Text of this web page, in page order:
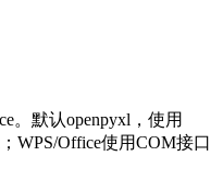
。默认openpyxl，使用
WPS/Office使用COM接口